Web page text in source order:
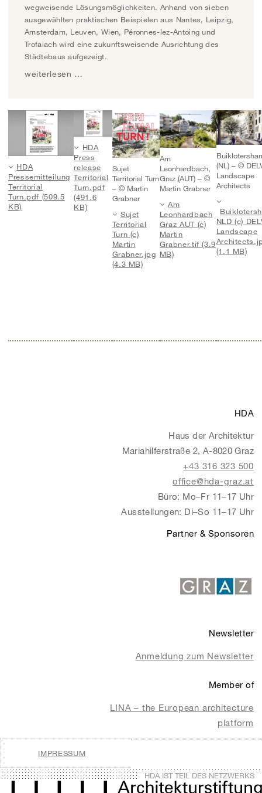
wegweisende Lösungsmöglichkeiten. Anhand von sieben
ausgewählten praktischen Beispielen aus Nantes, Leipzig,
Amsterdam, Leuven, Wien, Péronnes-lez-Antoing und
Trofaiach wird eine zukunftsweisende Ausrichtung des
Städtebaus aufgezeigt.
weiterlesen …
HDA
Pressemitteilung
Territorial
Turn.pdf (509.5
KB)
HDA
Press
release
Territorial
Turn.pdf
(491.6
KB)
Sujet
Territorial Turn
– © Martin
Grabner
Sujet
Territorial
Turn (c)
Martin
Grabner.jpg
(4.3 MB)
Am
Leonhardbach,
Graz (AUT) – ©
Martin Grabner
Am
Leonhardbach
Graz AUT (c)
Martin
Grabner.tif (3.9
MB)
(NL) – ©
Landscape
Architects
NLD (c)
Landscape
(1.1 MB)
HDA
Haus der Architektur
Mariahilferstraße 2, A-8020 Graz
+43 316 323 500
office@hda-graz.at
Büro: Mo–Fr 11–17 Uhr
Ausstellungen: Di–So 11–17 Uhr
Partner & Sponsoren
Newsletter
Anmeldung zum Newsletter
Member of
LINA – the European architecture
platform
IMPRESSUM
HDA IST TEIL DES NETZWERKS